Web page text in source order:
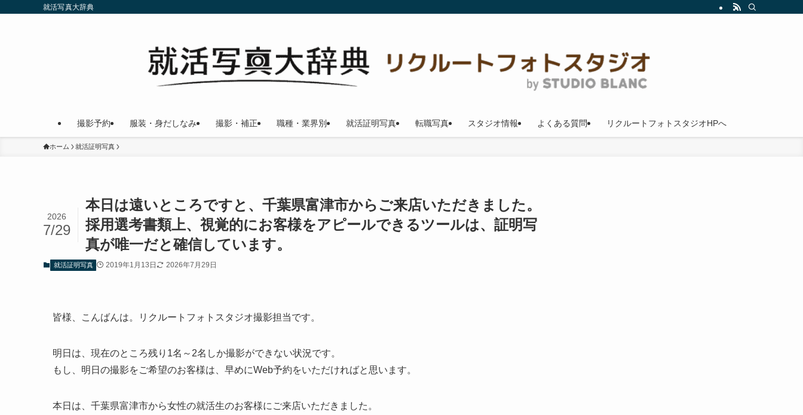
就活写真大辞典
撮影予約 服装・身だしなみ 撮影・補正 職種・業界別 就活証明写真 転職写真 スタジオ情報 よくある質問 リクルートフォトスタジオHPへ
ホーム 就活証明写真
本日は遠いところですと、千葉県富津市からご来店いただきました。
採用選考書類上、視覚的にお客様をアピールできるツールは、証明写
真が唯一だと確信しています。
2026
7/29
就活証明写真 2019年1月13日 2026年7月29日
皆様、こんばんは。リクルートフォトスタジオ撮影担当です。
明日は、現在のところ残り1名～2名しか撮影ができない状況です。
もし、明日の撮影をご希望のお客様は、早めにWeb予約をいただければと思います。
本日は、千葉県富津市から女性の就活生のお客様にご来店いただきました。